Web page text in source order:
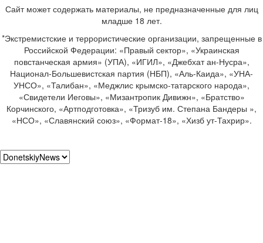
Сайт может содержать материалы, не предназначенные для лиц
младше 18 лет.
*Экстремистские и террористические организации, запрещенные в
Российской Федерации: «Правый сектор», «Украинская
повстанческая армия» (УПА), «ИГИЛ», «Джебхат ан-Нусра»,
Национал-Большевистская партия (НБП), «Аль-Каида», «УНА-
УНСО», «Талибан», «Меджлис крымско-татарского народа»,
«Свидетели Иеговы», «Мизантропик Дивижн», «Братство»
Корчинского, «Артподготовка», «Тризуб им. Степана Бандеры »,
«НСО», «Славянский союз», «Формат-18», «Хизб ут-Тахрир».